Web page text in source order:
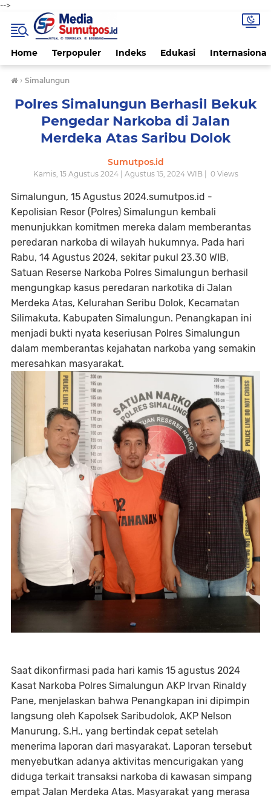
-->
Home Terpopuler Indeks Edukasi Internasional
› Simalungun
Polres Simalungun Berhasil Bekuk
Pengedar Narkoba di Jalan
Merdeka Atas Saribu Dolok
Sumutpos.id
Kamis, 15 Agustus 2024 | Agustus 15, 2024 WIB | 0Views
Simalungun, 15 Agustus 2024.sumutpos.id -
Kepolisian Resor (Polres) Simalungun kembali
menunjukkan komitmen mereka dalam memberantas
peredaran narkoba di wilayah hukumnya. Pada hari
Rabu, 14 Agustus 2024, sekitar pukul 23.30 WIB,
Satuan Reserse Narkoba Polres Simalungun berhasil
mengungkap kasus peredaran narkotika di Jalan
Merdeka Atas, Kelurahan Seribu Dolok, Kecamatan
Silimakuta, Kabupaten Simalungun. Penangkapan ini
menjadi bukti nyata keseriusan Polres Simalungun
dalam memberantas kejahatan narkoba yang semakin
meresahkan masyarakat.
Saat dikonfirmasi pada hari kamis 15 agustus 2024
Kasat Narkoba Polres Simalungun AKP Irvan Rinaldy
Pane, menjelaskan bahwa Penangkapan ini dipimpin
langsung oleh Kapolsek Saribudolok, AKP Nelson
Manurung, S.H., yang bertindak cepat setelah
menerima laporan dari masyarakat. Laporan tersebut
menyebutkan adanya aktivitas mencurigakan yang
diduga terkait transaksi narkoba di kawasan simpang
empat Jalan Merdeka Atas. Masyarakat yang merasa